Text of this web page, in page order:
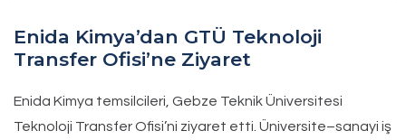
Enida Kimya’dan GTÜ Teknoloji
Transfer Ofisi’ne Ziyaret
Enida Kimya temsilcileri, Gebze Teknik Üniversitesi
Teknoloji Transfer Ofisi’ni ziyaret etti. Üniversite–sanayi iş